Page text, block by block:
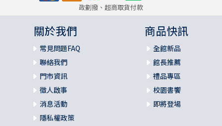
政劃撥、超商取貨付款
關於我們
常見問題FAQ
聯絡我們
門市資訊
徵人啟事
消息活動
隱私權政策
商品快訊
全館新品
館長推薦
禮品專區
校園書饗
即將登場